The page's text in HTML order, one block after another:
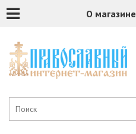
О магазине